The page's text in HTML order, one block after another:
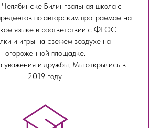
Билингвальная школа с
по авторским программам на
языке в соответствии с ФГОС.
и игры на свежем воздухе на
огороженной площадке.
уважения и дружбы. Мы открылись в
2019 году.